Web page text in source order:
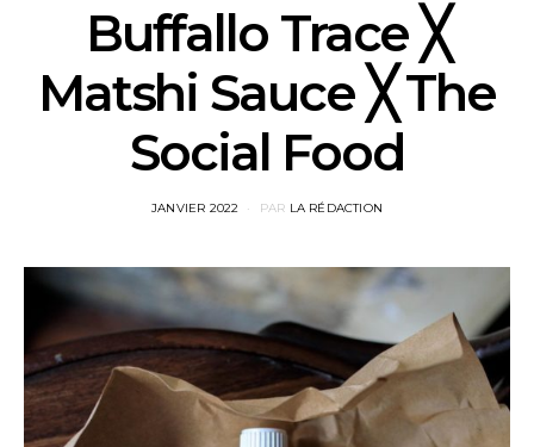
Buffallo Trace ╳
Matshi Sauce ╳ The
Social Food
POSTED
JANVIER 2022 PAR LA RÉDACTION